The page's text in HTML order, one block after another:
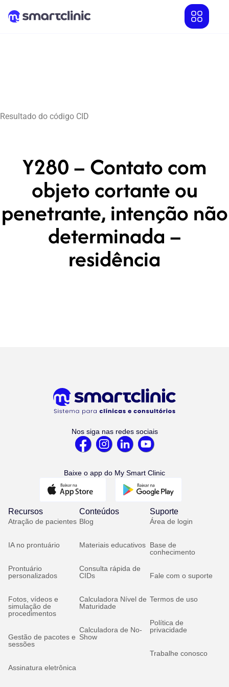
Resultado do código CID
Y280 – Contato com
objeto cortante ou
penetrante, intenção não
determinada –
residência
Nos siga nas redes sociais
Baixe o app do My Smart Clinic
Recursos
Atração de pacientes
IA no prontuário
Prontuário
personalizados
Fotos, vídeos e
simulação de
procedimentos
Gestão de pacotes e
sessões
Assinatura eletrônica
Conteúdos
Blog
Materiais educativos
Consulta rápida de
CIDs
Calculadora Nível de
Maturidade
Calculadora de No-
Show
Suporte
Área de login
Base de
conhecimento
Fale com o suporte
Termos de uso
Política de
privacidade
Trabalhe conosco